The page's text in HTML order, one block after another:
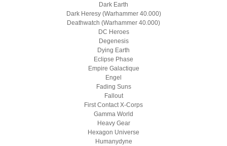
Dark Earth
Dark Heresy (Warhammer 40.000)
Deathwatch (Warhammer 40.000)
DC Heroes
Degenesis
Dying Earth
Eclipse Phase
Empire Galactique
Engel
Fading Suns
Fallout
First Contact X-Corps
Gamma World
Heavy Gear
Hexagon Universe
Humanydyne